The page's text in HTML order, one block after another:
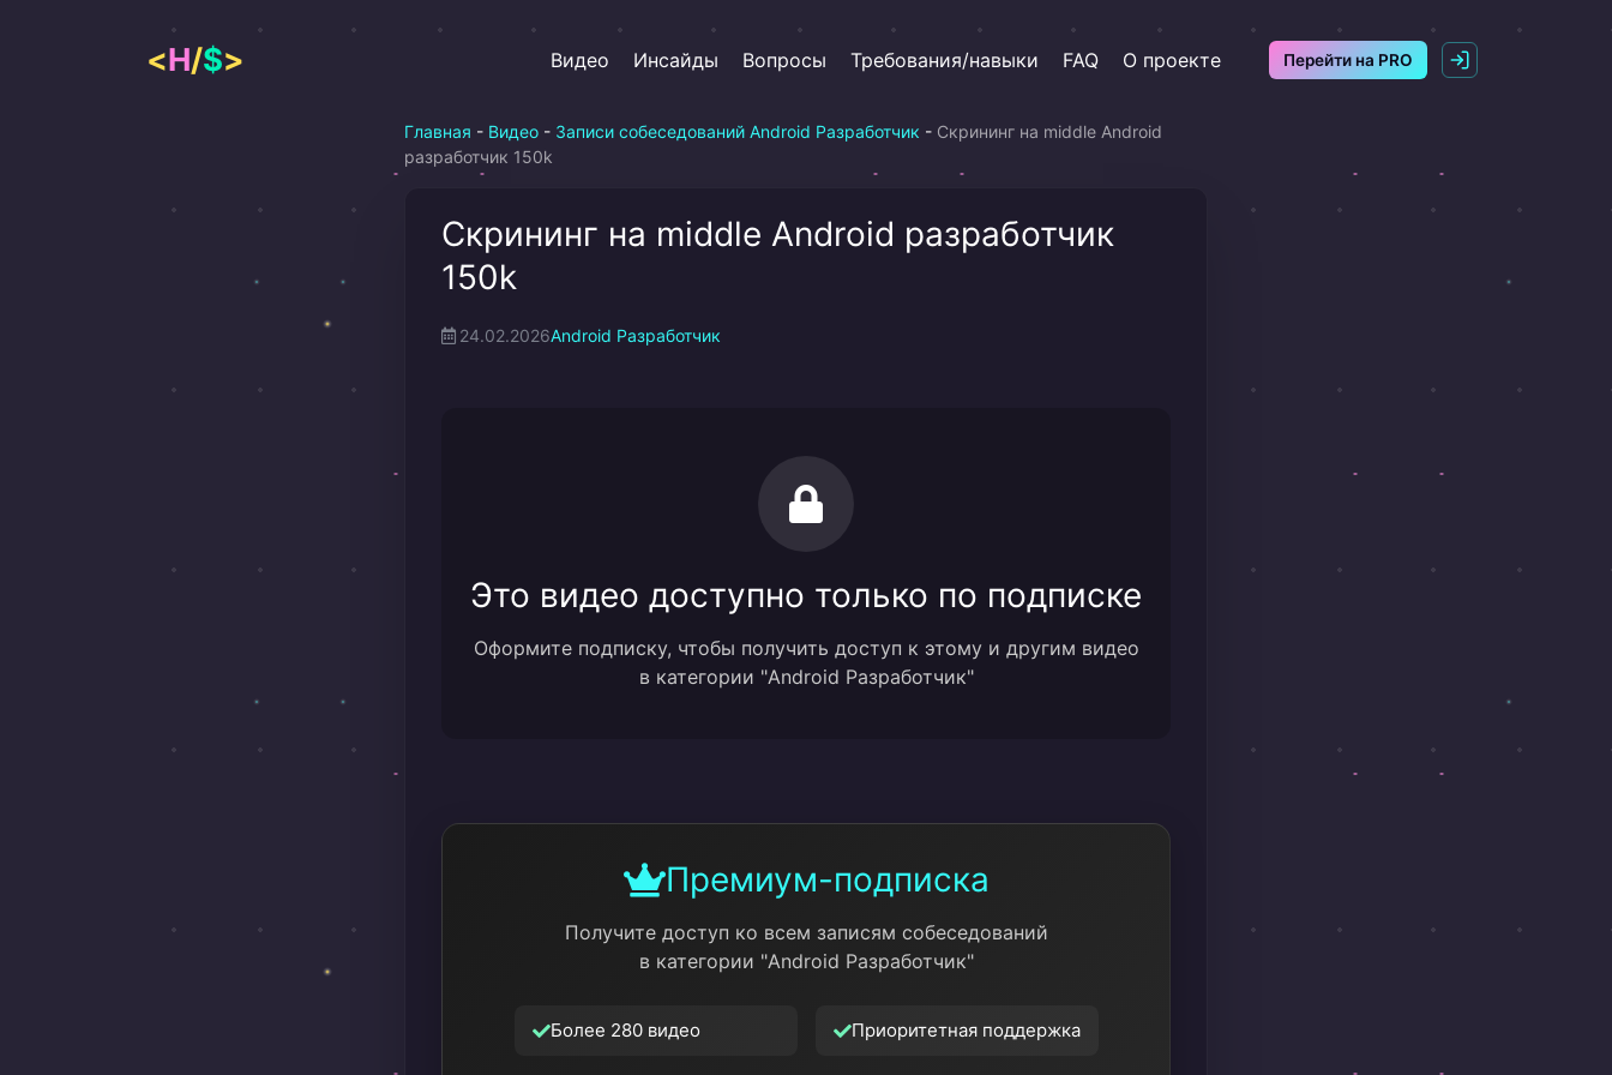
содержимому
<H/$> Видео Инсайды Вопросы Требования/навыки FAQ О проекте Перейти на PRO
Главная - Видео - Записи собеседований Android Разработчик - Скрининг на middle Android
разработчик 150k
Скрининг на middle Android разработчик
150k
24.02.2026Android Разработчик
Это видео доступно только по подписке
Оформите подписку, чтобы получить доступ к этому и другим видео
в категории "Android Разработчик"
Премиум-подписка
Получите доступ ко всем записям собеседований
в категории "Android Разработчик"
Более 280 видео Приоритетная поддержка